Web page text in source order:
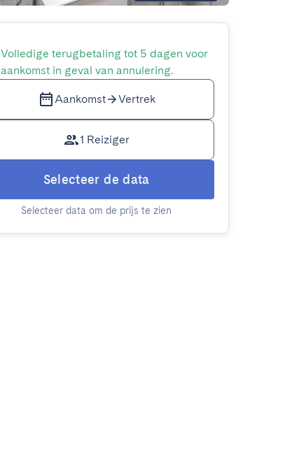
Volledige terugbetaling tot 5 dagen voor
aankomst in geval van annulering.
Aankomst Vertrek
1 Reiziger
Selecteer de data
Selecteer data om de prijs te zien